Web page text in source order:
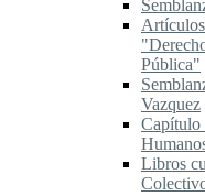
Pública"
Vazquez
Capítulo
Libros